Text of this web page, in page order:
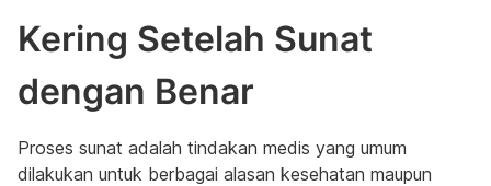
Kering Setelah Sunat
dengan Benar
Proses sunat adalah tindakan medis yang umum
dilakukan untuk berbagai alasan kesehatan maupun